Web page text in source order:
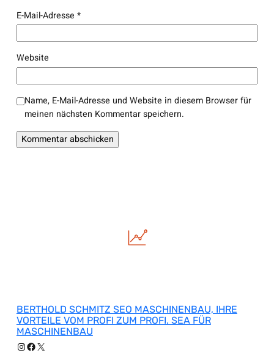
E-Mail-Adresse *
Website
Name, E-Mail-Adresse und Website in diesem Browser für
meinen nächsten Kommentar speichern.
BERTHOLD SCHMITZ SEO MASCHINENBAU, IHRE
VORTEILE VOM PROFI ZUM PROFI. SEA FÜR
MASCHINENBAU
Instagram
Facebook
X